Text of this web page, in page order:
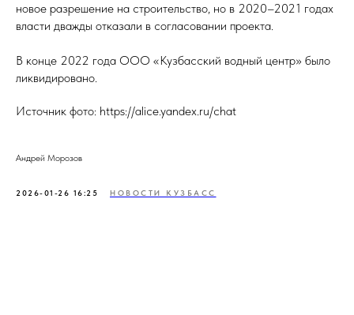
новое разрешение на строительство, но в 2020–2021 годах
власти дважды отказали в согласовании проекта.
В конце 2022 года ООО «Кузбасский водный центр» было
ликвидировано.
Источник фото: https://alice.yandex.ru/chat
Андрей Морозов
2026-01-26 16:25 НОВОСТИ КУЗБАСС